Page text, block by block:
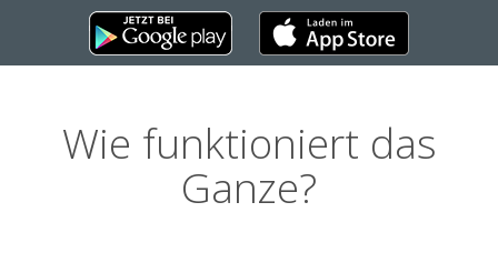
Wie funktioniert das
Ganze?